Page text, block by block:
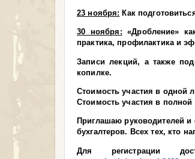
23 ноября: Как
30 ноября: «Дробление»
практика, профилактика и
Записи лекций, а также
копилке.
Стоимость участия в одной
Стоимость участия в полной
Приглашаю руководителей и
бухгалтеров. Всех тех, кто
Для регистрации